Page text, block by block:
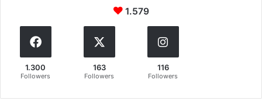
1.579
1.300
Followers
163
Followers
116
Followers